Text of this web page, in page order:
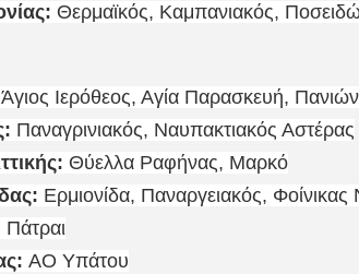
Θερμαϊκός, Καμπανιακός,
Άγιος Ιερόθεος, Αγία Παρασκευή,
Παναγρινιακός, Ναυπακτιακός Αστέρας
Θύελλα Ραφήνας, Μαρκό
Ερμιονίδα, Παναργειακός,
Πάτραι
ΑΟ Υπάτου